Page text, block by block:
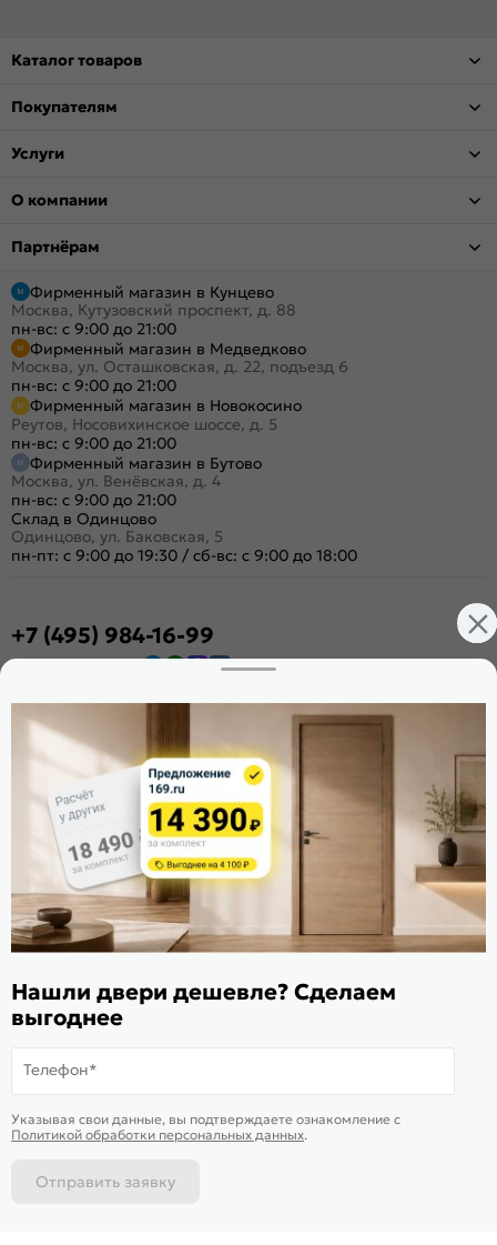
В корзину-52 271 ₽ Купить в 1 клик
Каталог товаров
Покупателям
Услуги
О компании
Партнёрам
Фирменный магазин в Кунцево
Москва, Кутузовский проспект, д. 88
пн-вс: с 9:00 до 21:00
Фирменный магазин в Медведково
Москва, ул. Осташковская, д. 22, подъезд 6
пн-вс: с 9:00 до 21:00
Фирменный магазин в Новокосино
Реутов, Носовихинское шоссе, д. 5
пн-вс: с 9:00 до 21:00
Фирменный магазин в Бутово
Москва, ул. Венёвская, д. 4
пн-вс: с 9:00 до 21:00
Склад в Одинцово
Одинцово, ул. Баковская, 5
пн-пт: с 9:00 до 19:30 / сб-вс: с 9:00 до 18:00
+7 (495) 984-16-99
Стать дилером
Расскажите о нас
Поделиться
Оцените магазин
ИКС 1340
© 2010—2026 Склад Дверей 169.RU
Пользовательское соглашение
Политика обработки персональных данных
Нашли двери дешевле? Сделаем
выгоднее
Телефон*
Указывая свои данные, вы подтверждаете ознакомление c
Политикой обработки персональных данных.
Отправить заявку